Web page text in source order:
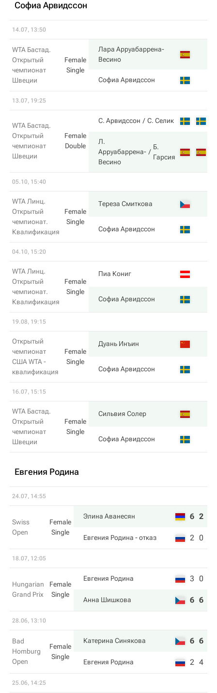
Софиа Арвидссон
14.07, 13:50
WTA Бастад.
Открытый
чемпионат
Швеции
Female
Single
Лара Арруабаррена-
Весино
Софиа Арвидссон
13.07, 19:25
WTA Бастад.
Открытый
чемпионат
Швеции
Female
Double
С. Арвидссон С. Селик
Л.
Арруабаррена-
Весино
Б.
Гарсия
05.10, 15:40
WTA Линц.
Открытый
чемпионат.
Квалификация
Female
Single
Тереза Смиткова
Софиа Арвидссон
04.10, 15:20
WTA Линц.
Открытый
чемпионат.
Квалификация
Female
Single
Пиа Кониг
Софиа Арвидссон
19.08, 19:15
Открытый
чемпионат
США WTA -
квалификация
Female
Single
Дуань Инъин
Софиа Арвидссон
16.07, 15:15
WTA Бастад.
Открытый
чемпионат
Швеции
Female
Single
Сильвия Солер
Софиа Арвидссон
Евгения Родина
24.07, 14:55
Swiss
Open
Female
Single
Элина Аванесян 6 2
Евгения Родина - отказ 2 0
18.07, 12:05
Hungarian
Grand Prix
Female
Single
Евгения Родина 3 0
Анна Шишкова 6 6
28.06, 13:10
Bad
Homburg
Open
Female
Single
Катерина Синякова 6 6
Евгения Родина 2 4
25.06, 14:25